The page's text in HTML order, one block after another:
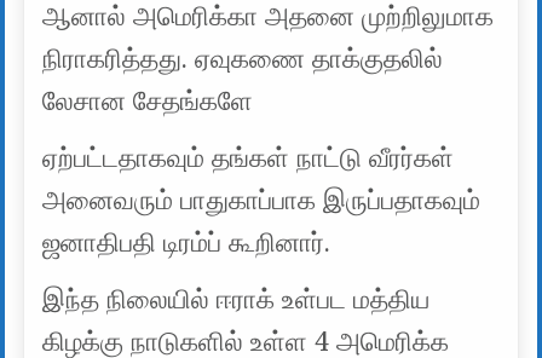
ஆனால் அமெரிக்கா அதனை முற்றிலுமாக
நிராகரித்தது. ஏவுகணை தாக்குதலில்
லேசான சேதங்களே
ஏற்பட்டதாகவும் தங்கள் நாட்டு வீரர்கள்
அனைவரும் பாதுகாப்பாக இருப்பதாகவும்
ஜனாதிபதி டிரம்ப் கூறினார்.
இந்த நிலையில் ஈராக் உள்பட மத்திய
கிழக்கு நாடுகளில் உள்ள 4 அமெரிக்க